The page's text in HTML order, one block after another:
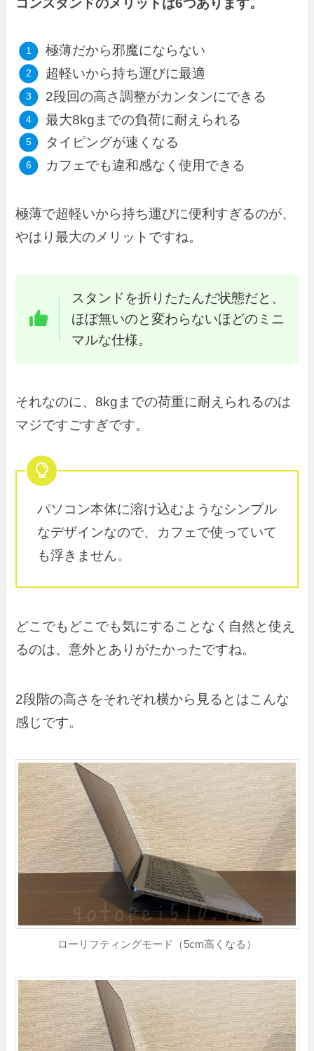
コンスタンドのメリットは6つあります。
極薄だから邪魔にならない
超軽いから持ち運びに最適
2段回の高さ調整がカンタンにできる
最大8kgまでの負荷に耐えられる
タイピングが速くなる
カフェでも違和感なく使用できる
極薄で超軽いから持ち運びに便利すぎるのが、
やはり最大のメリットですね。
スタンドを折りたたんだ状態だと、
ほぼ無いのと変わらないほどのミニ
マルな仕様。
それなのに、8kgまでの荷重に耐えられるのは
マジですごすぎです。
パソコン本体に溶け込むようなシンプル
なデザインなので、カフェで使っていて
も浮きません。
どこでもどこでも気にすることなく自然と使え
るのは、意外とありがたかったですね。
2段階の高さをそれぞれ横から見るとはこんな
感じです。
ローリフティングモード（5cm高くなる）